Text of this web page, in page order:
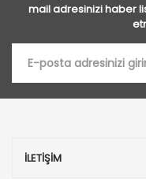
mail adresinizi haber
İLETİŞİM